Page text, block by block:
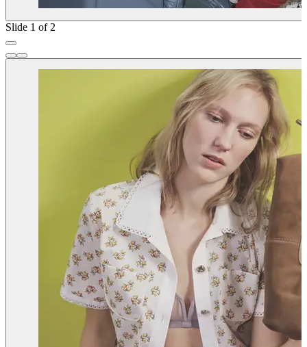
Slide 1 of 2